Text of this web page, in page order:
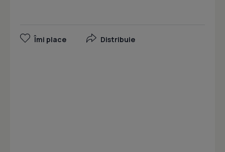
Îmi place Distribuie